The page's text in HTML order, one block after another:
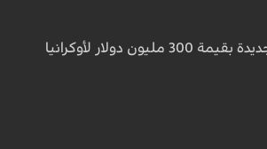
وكان مسؤولان أميركيان كشفا، بدايات الشهر الجاري، بأنّ الولايات المتحدة تعتزم الإعلان عن حزمة مساعدات عسكرية جديدة بقيمة 300 مليون دولار لأوكرانيا